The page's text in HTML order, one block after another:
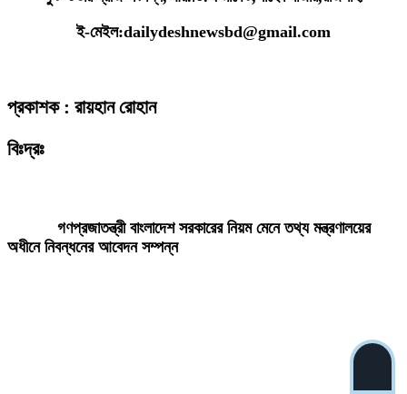
ই-মেইল:dailydeshnewsbd@gmail.com
প্রকাশক : রায়হান রোহান
বিঃদ্রঃ
গণপ্রজাতন্ত্রী বাংলাদেশ সরকারের নিয়ম মেনে তথ্য মন্ত্রণালয়ের
অধীনে নিবন্ধনের আবেদন সম্পন্ন